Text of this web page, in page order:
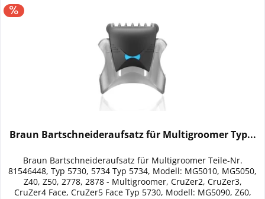
Braun Bartschneideraufsatz für Multigroomer Typ...
Braun Bartschneideraufsatz für Multigroomer Teile-Nr.
81546448, Typ 5730, 5734 Typ 5734, Modell: MG5010, MG5050,
Z40, Z50, 2778, 2878 - Multigroomer, CruZer2, CruZer3,
CruZer4 Face, CruZer5 Face Typ 5730, Modell: MG5090, Z60,